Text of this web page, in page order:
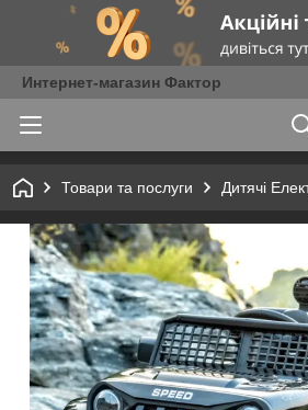
Интернет-магазин Фактор
Товари та послуги Дитячі